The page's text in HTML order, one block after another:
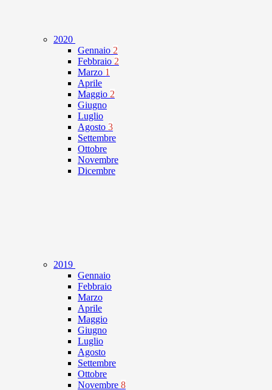
2020
Gennaio 2
Febbraio 2
Marzo 1
Aprile
Maggio 2
Giugno
Luglio
Agosto 3
Settembre
Ottobre
Novembre
Dicembre
2019
Gennaio
Febbraio
Marzo
Aprile
Maggio
Giugno
Luglio
Agosto
Settembre
Ottobre
Novembre 8